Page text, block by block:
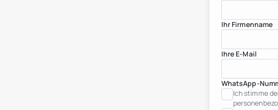
Ihr Firmenname
Ihre E-Mail
WhatsApp-
Ich stimme